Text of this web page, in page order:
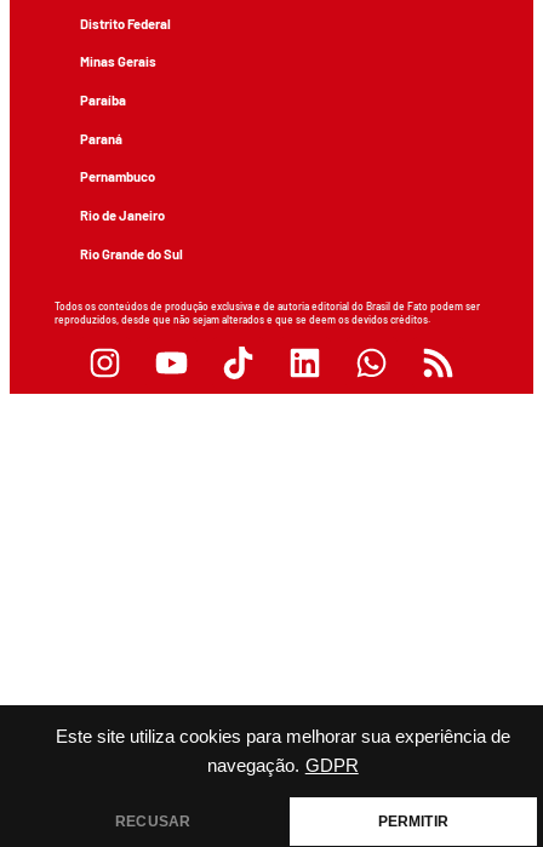
Este site utiliza cookies para melhorar sua experiência de
navegação. GDPR
RECUSAR PERMITIR
Distrito Federal
Minas Gerais
Paraíba
Paraná
Pernambuco
Rio de Janeiro
Rio Grande do Sul
Todos os conteúdos de produção exclusiva e de autoria editorial do Brasil de Fato podem ser
reproduzidos, desde que não sejam alterados e que se deem os devidos créditos.